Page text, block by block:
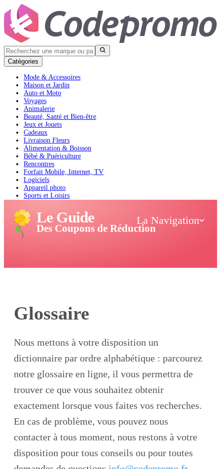
Catégories
Mode & Accessoires
Maison et Jardin
Auto et Moto
Voyages
Animalerie
Beauté, Santé et Bien-être
Jeux et Jouets
Cadeaux
Livraison Fleurs
Alimentation & Boisson
Bébé & Puériculture
Rencontres
Forfait Mobile, Internet, TV
Logiciels
Appareil photo
Sports et Loisirs
Le Guide
Des Coupons de Réduction
La Navigation
Glossaire
Nous mettons à votre disposition un
dictionnaire par ordre alphabétique : parcourez
notre glossaire en ligne, il vous permettra de
trouver ce que vous souhaitez obtenir
exactement lorsque vous faites vos recherches.
En cas de problème, vous pouvez nous
contacter à tous moment, nous restons à votre
disposition pour tous conseils ou pour toutes